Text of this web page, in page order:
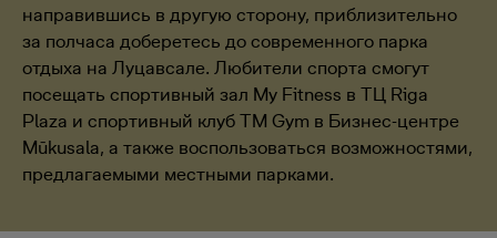
направившись в другую сторону, приблизительно
за полчаса доберетесь до современного парка
отдыха на Луцавсале. Любители спорта смогут
посещать спортивный зал My Fitness в ТЦ Riga
Plaza и спортивный клуб TM Gym в Бизнес-центре
Mūkusala, а также воспользоваться возможностями,
предлагаемыми местными парками.